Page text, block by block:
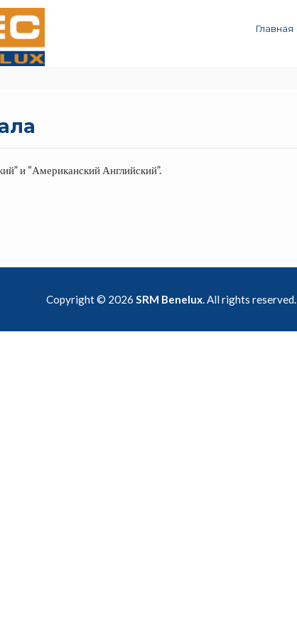
Главная
” и “Американский Английский”.
Copyright © 2026 SRM Benelux. All rights reserved.